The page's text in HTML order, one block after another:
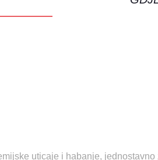
uticaje i habanje,